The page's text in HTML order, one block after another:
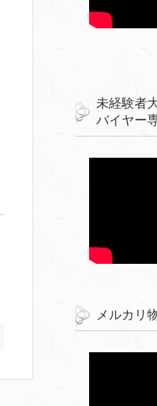
未経験者
バイヤー
メルカリ